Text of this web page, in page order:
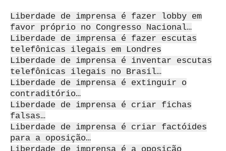
Liberdade de imprensa é fazer lobby em
favor próprio no Congresso Nacional…
Liberdade de imprensa é fazer escutas
telefônicas ilegais em Londres
Liberdade de imprensa é inventar escutas
telefônicas ilegais no Brasil…
Liberdade de imprensa é extinguir o
contraditório…
Liberdade de imprensa é criar fichas
falsas…
Liberdade de imprensa é criar factóides
para a oposição…